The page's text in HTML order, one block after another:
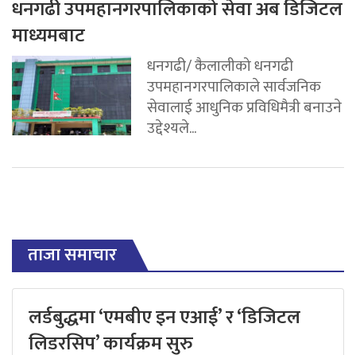
धनगढी उपमहानगरपालिकाको सेवा अब डिजिटल
माध्यमबाट
धनगढी/ कैलालीको धनगढी
उपमहानगरपालिकाले सार्वजनिक
सेवालाई आधुनिक प्रविधिमैत्री बनाउने
उद्देश्यले...
ताजा समाचार
लर्डबुद्धमा ‘एमबीए इन एआई’ र ‘डिजिटल
लिडरसिप’ कार्यक्रम सुरु